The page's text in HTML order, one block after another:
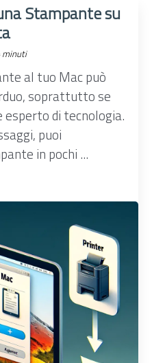
Stampante su
minuti
al tuo Mac può
soprattutto se
di tecnologia.
puoi
in pochi ...